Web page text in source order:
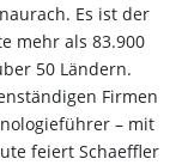
Es ist der
mehr als 83.900
50 Ländern.
Firmen
– mit
feiert Schaeffler